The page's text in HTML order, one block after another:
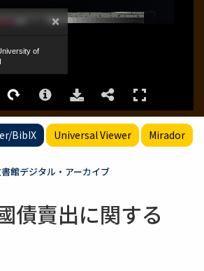
BibIX Universal Viewer Mirador
館デジタル・アーカイブ
債賣出に関する